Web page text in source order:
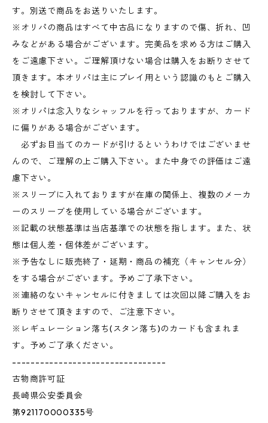
す。別送で商品をお送りいたします。
※オリパの商品はすべて中古品になりますので傷、折れ、凹
みなどがある場合がございます。完美品を求める方はご購入
をご遠慮下さい。ご理解頂けない場合は購入をお断りさせて
頂きます。本オリパは主にプレイ用という認識のもとご購入
を検討して下さい。
※オリパは念入りなシャッフルを行っておりますが、カード
に偏りがある場合がございます。
必ずお目当てのカードが引けるというわけではございませ
んので、ご理解の上ご購入下さい。また中身での評価はご遠
慮下さい。
※スリーブに入れておりますが在庫の関係上、複数のメーカ
ーのスリーブを使用している場合がございます。
※記載の状態基準は当店基準での状態を指します。また、状
態は個人差・個体差がございます。
※予告なしに販売終了・延期・商品の補充（キャンセル分）
をする場合がございます。予めご了承下さい。
※連絡のないキャンセルに付きましては次回以降ご購入をお
断りさせて頂きますので、ご注意下さい。
※レギュレーション落ち(スタン落ち)のカードも含まれま
す。予めご了承ください。
---------------------------------
古物商許可証
長崎県公安委員会
第921170000335号